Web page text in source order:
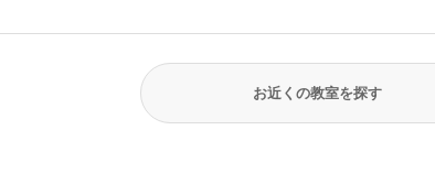
お近くの教室を探す